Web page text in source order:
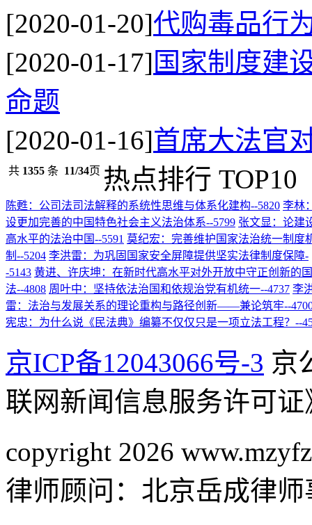
[2020-01-20]代购毒品行
[2020-01-17]国家制度建
命题
[2020-01-16]首席大法官
共 1355 条 11/34页 热点排行 TOP10
陈甦：公司法司法解释的系统性思维与体系化建构--5820 李林
设更加完善的中国特色社会主义法治体系--5799 张文显：论建
高水平的法治中国--5591 莫纪宏：完善维护国家法治统一制度
制 --5204 李洪雷：为巩固国家安全屏障提供坚实法律制度保障-
-5143 黄进、许庆坤：在新时代高水平对外开放中守正创新的
法--4808 周叶中：坚持依法治国和依规治党有机统一--4737 李
雷：法治与发展关系的理论重构与路径创新——兼论筑牢--
宪忠：为什么说《民法典》编纂不仅仅只是一项立法工程？ --
京ICP备12043066号-3 京
联网新闻信息服务许可证
copyright 2026
律师顾问：北京岳成律师